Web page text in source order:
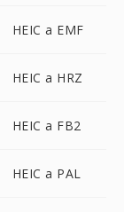
HEIC a EMF
HEIC a HRZ
HEIC a FB2
HEIC a PAL